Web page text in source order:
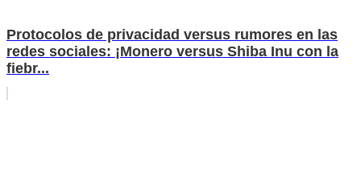
Protocolos de privacidad versus rumores en las
redes sociales: ¡Monero versus Shiba Inu con la
fiebr...